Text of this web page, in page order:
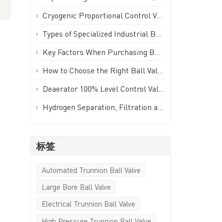
Polski
한국의
Tiếng Việt
Cryogenic Proportional Control Valve | Stainless Steel IP65 PWM Low Temperature Valve - GEKO Valve
Types of Specialized Industrial Ball Valves for Unique Piping Applications | GEKO Valve
Key Factors When Purchasing Ball Valves for Piping Systems | GEKO Valve
How to Choose the Right Ball Valve for Industrial Applications | GEKO Valve
Deaerator 100% Level Control Valve (LCV) - GEKO Valve
Hydrogen Separation, Filtration and Extraction Ball Valve
标签
Automated Trunnion Ball Valve
Large Bore Ball Valve
Electrical Trunnion Ball Valve